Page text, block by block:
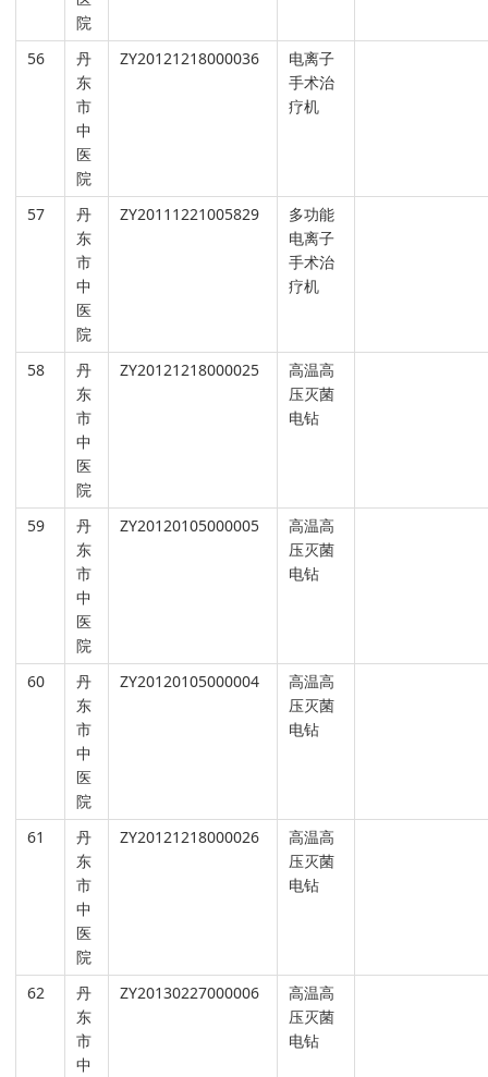
院
56
丹
东
市
中
医
院
ZY20121218000036
电离子
手术治
疗机
57
丹
东
市
中
医
院
ZY20111221005829
多功能
电离子
手术治
疗机
58
丹
东
市
中
医
院
ZY20121218000025
高温高
压灭菌
电钻
59
丹
东
市
中
医
院
ZY20120105000005
高温高
压灭菌
电钻
60
丹
东
市
中
医
院
ZY20120105000004
高温高
压灭菌
电钻
61
丹
东
市
中
医
院
ZY20121218000026
高温高
压灭菌
电钻
62
丹
东
市
中
ZY20130227000006
高温高
压灭菌
电钻